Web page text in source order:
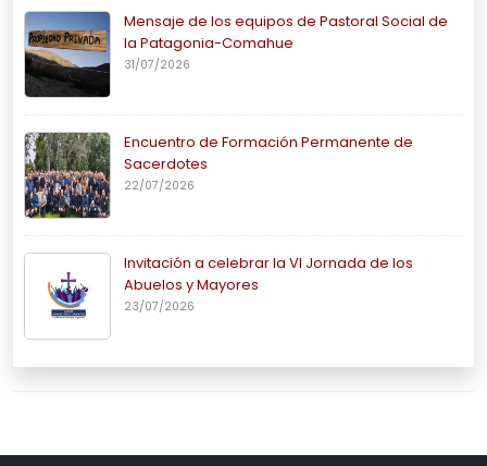
Mensaje de los equipos de Pastoral Social de
la Patagonia-Comahue
31/07/2026
Encuentro de Formación Permanente de
Sacerdotes
22/07/2026
Invitación a celebrar la VI Jornada de los
Abuelos y Mayores
23/07/2026